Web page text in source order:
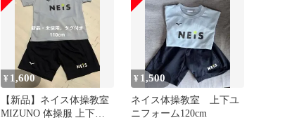
¥ 1,600
【新品】ネイス体操教室
MIZUNO 体操服 上下セ
¥ 1,500
ネイス体操教室 上下ユ
ニフォーム120cm